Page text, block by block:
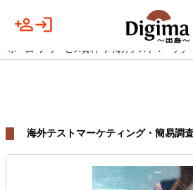
ホーム サービス資料 海外テストマーケテ
海外テストマーケティング・簡易調